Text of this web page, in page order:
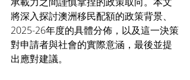
將深入探討澳洲移民配額的政策背景、
2025-26年度的具體分佈，以及這一決策
對申請者與社會的實際意涵，最後並提
出應對建議。